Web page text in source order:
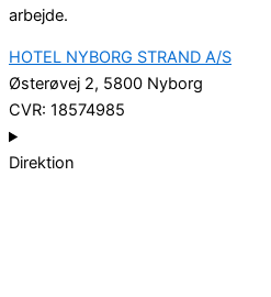
arbejde.
HOTEL NYBORG STRAND A/S
Østerøvej 2, 5800 Nyborg
CVR: 18574985
Direktion